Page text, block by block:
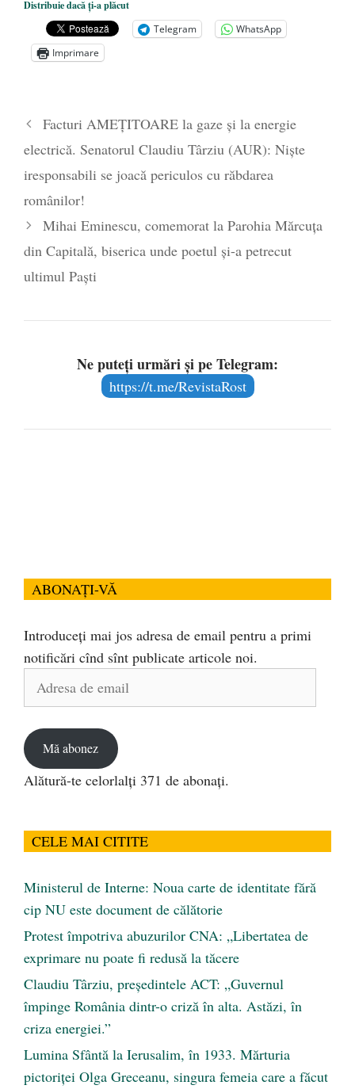
președintele Ucrainei, Volodymyr
Zelensky
- 13 mai 2026
Statul care servește Națiunea
poetului Octavian Goga, înlăturat din Iași
- 16 aprilie 2026
Distribuie dacă ți-a plăcut
Telegram
WhatsApp
Imprimare
Facturi AMEȚITOARE la gaze și la energie
electrică. Senatorul Claudiu Târziu (AUR): Niște
iresponsabili se joacă periculos cu răbdarea
românilor!
Mihai Eminescu, comemorat la Parohia Mărcuța
din Capitală, biserica unde poetul și-a petrecut
ultimul Paști
Ne puteți urmări și pe Telegram:
https://t.me/RevistaRost
ABONAȚI-VĂ
Introduceți mai jos adresa de email pentru a primi
notificări cînd sînt publicate articole noi.
Mă abonez
Alătură-te celorlalți 371 de abonați.
CELE MAI CITITE
Ministerul de Interne: Noua carte de identitate fără
cip NU este document de călătorie
Protest împotriva abuzurilor CNA: „Libertatea de
exprimare nu poate fi redusă la tăcere
Claudiu Târziu, președintele ACT: „Guvernul
împinge România dintr-o criză în alta. Astăzi, în
criza energiei.”
Lumina Sfântă la Ierusalim, în 1933. Mărturia
pictoriței Olga Greceanu, singura femeia care a făcut